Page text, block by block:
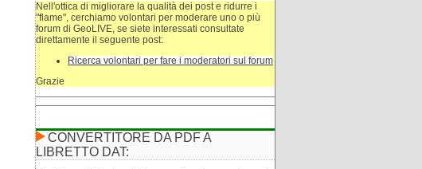
Nell'ottica di migliorare la qualità dei post e ridurre i
"flame", cerchiamo volontari per moderare uno o più
forum di GeoLIVE, se siete interessati consultate
direttamente il seguente post:
Ricerca volontari per fare i moderatori sul forum
Grazie
CONVERTITORE DA PDF A
LIBRETTO DAT: